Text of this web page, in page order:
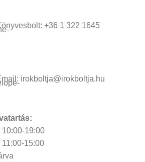
+36 1 322 1645
irokboltja@irokboltja.hu
10:00-19:00
11:00-15:00